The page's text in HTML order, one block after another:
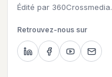
Édité par 360Crossmedia.
Retrouvez-nous sur